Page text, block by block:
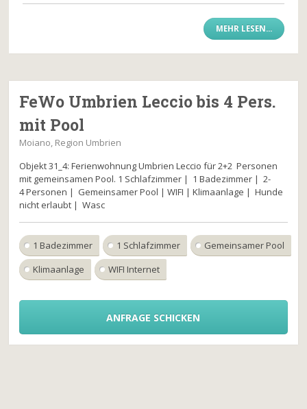
MEHR LESEN...
FeWo Umbrien Leccio bis 4 Pers.
mit Pool
Moiano, Region Umbrien
Objekt 31_4: Ferienwohnung Umbrien Leccio für 2+2 Personen
mit gemeinsamen Pool. 1 Schlafzimmer | 1 Badezimmer | 2-
4 Personen | Gemeinsamer Pool | WIFI | Klimaanlage | Hunde
nicht erlaubt | Wasc
1 Badezimmer 1 Schlafzimmer
Gemeinsamer Pool
Klimaanlage
WIFI Internet
ANFRAGE SCHICKEN